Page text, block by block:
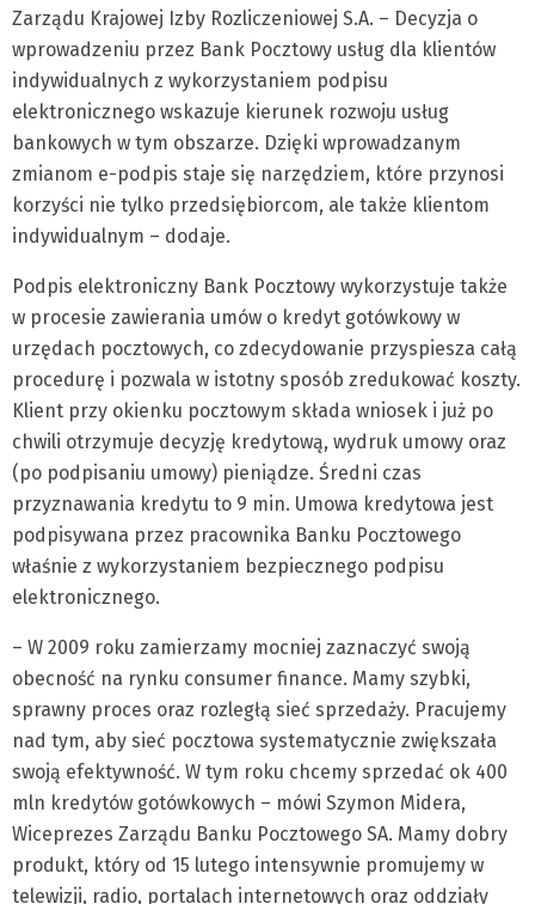
Zarządu Krajowej Izby Rozliczeniowej S.A. – Decyzja o
wprowadzeniu przez Bank Pocztowy usług dla klientów
indywidualnych z wykorzystaniem podpisu
elektronicznego wskazuje kierunek rozwoju usług
bankowych w tym obszarze. Dzięki wprowadzanym
zmianom e-podpis staje się narzędziem, które przynosi
korzyści nie tylko przedsiębiorcom, ale także klientom
indywidualnym – dodaje.
Podpis elektroniczny Bank Pocztowy wykorzystuje także
w procesie zawierania umów o kredyt gotówkowy w
urzędach pocztowych, co zdecydowanie przyspiesza całą
procedurę i pozwala w istotny sposób zredukować koszty.
Klient przy okienku pocztowym składa wniosek i już po
chwili otrzymuje decyzję kredytową, wydruk umowy oraz
(po podpisaniu umowy) pieniądze. Średni czas
przyznawania kredytu to 9 min. Umowa kredytowa jest
podpisywana przez pracownika Banku Pocztowego
właśnie z wykorzystaniem bezpiecznego podpisu
elektronicznego.
– W 2009 roku zamierzamy mocniej zaznaczyć swoją
obecność na rynku consumer finance. Mamy szybki,
sprawny proces oraz rozległą sieć sprzedaży. Pracujemy
nad tym, aby sieć pocztowa systematycznie zwiększała
swoją efektywność. W tym roku chcemy sprzedać ok 400
mln kredytów gotówkowych – mówi Szymon Midera,
Wiceprezes Zarządu Banku Pocztowego SA. Mamy dobry
produkt, który od 15 lutego intensywnie promujemy w
telewizji, radio, portalach internetowych oraz oddziały